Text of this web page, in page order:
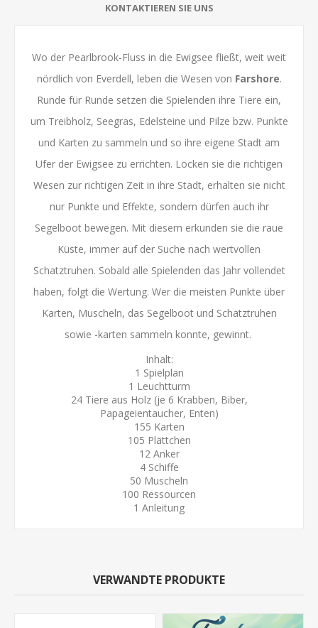
KONTAKTIEREN SIE UNS
Wo der Pearlbrook-Fluss in die Ewigsee fließt, weit weit
nördlich von Everdell, leben die Wesen von Farshore.
Runde für Runde setzen die Spielenden ihre Tiere ein,
um Treibholz, Seegras, Edelsteine und Pilze bzw. Punkte
und Karten zu sammeln und so ihre eigene Stadt am
Ufer der Ewigsee zu errichten. Locken sie die richtigen
Wesen zur richtigen Zeit in ihre Stadt, erhalten sie nicht
nur Punkte und Effekte, sondern dürfen auch ihr
Segelboot bewegen. Mit diesem erkunden sie die raue
Küste, immer auf der Suche nach wertvollen
Schatztruhen. Sobald alle Spielenden das Jahr vollendet
haben, folgt die Wertung. Wer die meisten Punkte über
Karten, Muscheln, das Segelboot und Schatztruhen
sowie -karten sammeln konnte, gewinnt.
Inhalt:
1 Spielplan
1 Leuchtturm
24 Tiere aus Holz (je 6 Krabben, Biber,
Papageientaucher, Enten)
155 Karten
105 Plättchen
12 Anker
4 Schiffe
50 Muscheln
100 Ressourcen
1 Anleitung
VERWANDTE PRODUKTE